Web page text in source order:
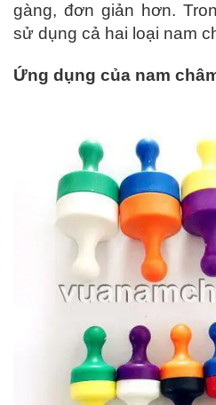
gàng, đơn giản hơn.
sử dụng cả hai loại nam
Ứng dụng của nam